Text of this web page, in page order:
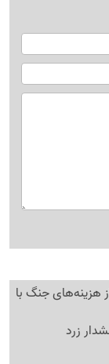
هزینه‌های جنگ با
17 مرداد ؛ هشدار زرد